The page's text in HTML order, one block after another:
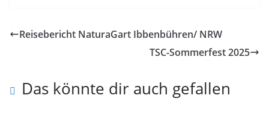
Reisebericht NaturaGart Ibbenbühren/ NRW
TSC-Sommerfest 2025
Das könnte dir auch gefallen